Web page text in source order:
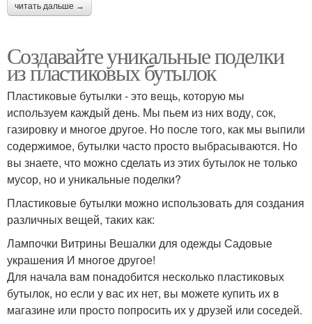
читать дальше →
Создавайте уникальные поделки
из пластиковых бутылок
Пластиковые бутылки - это вещь, которую мы
используем каждый день. Мы пьем из них воду, сок,
газировку и многое другое. Но после того, как мы выпили
содержимое, бутылки часто просто выбрасываются. Но
вы знаете, что можно сделать из этих бутылок не только
мусор, но и уникальные поделки?
Пластиковые бутылки можно использовать для создания
различных вещей, таких как:
Лампочки Витрины Вешалки для одежды Садовые
украшения И многое другое!
Для начала вам понадобится несколько пластиковых
бутылок, но если у вас их нет, вы можете купить их в
магазине или просто попросить их у друзей или соседей.